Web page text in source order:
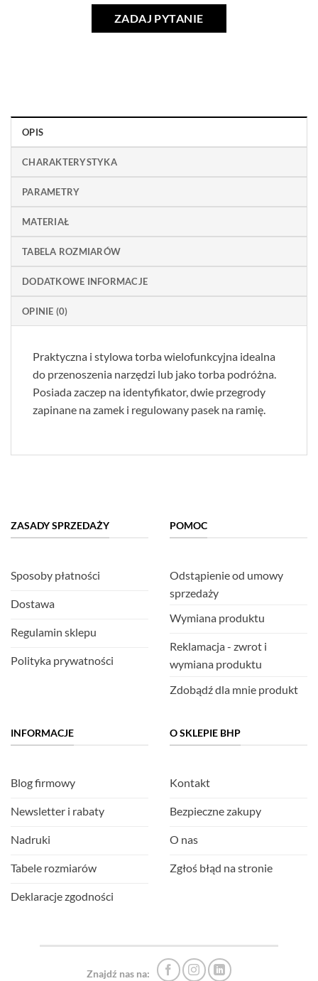
ZADAJ PYTANIE
OPIS
CHARAKTERYSTYKA
PARAMETRY
MATERIAŁ
TABELA ROZMIARÓW
DODATKOWE INFORMACJE
OPINIE (0)
Praktyczna i stylowa torba wielofunkcyjna idealna
do przenoszenia narzędzi lub jako torba podróżna.
Posiada zaczep na identyfikator, dwie przegrody
zapinane na zamek i regulowany pasek na ramię.
ZASADY SPRZEDAŻY
Sposoby płatności
Dostawa
Regulamin sklepu
Polityka prywatności
POMOC
Odstąpienie od umowy
sprzedaży
Wymiana produktu
Reklamacja - zwrot i
wymiana produktu
Zdobądź dla mnie produkt
INFORMACJE
Blog firmowy
Newsletter i rabaty
Nadruki
Tabele rozmiarów
Deklaracje zgodności
O SKLEPIE BHP
Kontakt
Bezpieczne zakupy
O nas
Zgłoś błąd na stronie
Znajdź nas na: